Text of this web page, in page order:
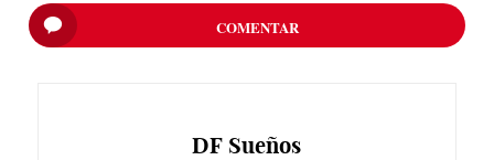
COMENTAR
DF Sueños